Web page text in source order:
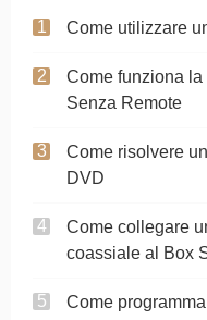
Come utilizzare
Come funziona
Senza Remote
Come risolvere
DVD
Come collegare
coassiale al Box
Come